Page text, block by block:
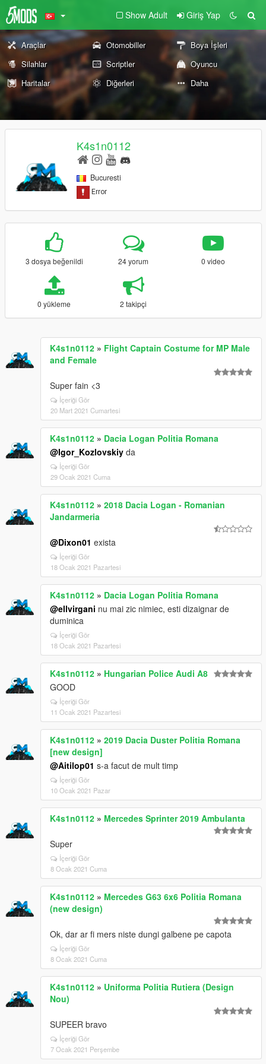
Show Adult Giriş Yap
Araçlar Otomobiller
Boya İşleri
Silahlar
Scriptler
Oyuncu
Haritalar
Diğerleri Daha
K4s1n0112
Bucuresti
3 dosya beğenildi 24 yorum 0 video
0 yükleme 2 takipçi
K4s1n0112 » Flight Captain Costume for MP Male
and Female
Super fain <3
İçeriği Gör
20 Mart 2021 Cumartesi
K4s1n0112 » Dacia Logan Politia Romana
@Igor_Kozlovskiy da
İçeriği Gör
29 Ocak 2021 Cuma
K4s1n0112 » 2018 Dacia Logan - Romanian
Jandarmeria
@Dixon01 exista
İçeriği Gör
18 Ocak 2021 Pazartesi
K4s1n0112 » Dacia Logan Politia Romana
@ellvirgani nu mai zic nimiec, esti dizaignar de
duminica
İçeriği Gör
18 Ocak 2021 Pazartesi
K4s1n0112 » Hungarian Police Audi A8
GOOD
İçeriği Gör
11 Ocak 2021 Pazartesi
K4s1n0112 » 2019 Dacia Duster Politia Romana
[new design]
@Aitilop01 s-a facut de mult timp
İçeriği Gör
10 Ocak 2021 Pazar
K4s1n0112 » Mercedes Sprinter 2019 Ambulanta
Super
İçeriği Gör
8 Ocak 2021 Cuma
K4s1n0112 » Mercedes G63 6x6 Politia Romana
(new design)
Ok, dar ar fi mers niste dungi galbene pe capota
İçeriği Gör
8 Ocak 2021 Cuma
K4s1n0112 » Uniforma Politia Rutiera (Design
Nou)
SUPEER bravo
İçeriği Gör
7 Ocak 2021 Perşembe